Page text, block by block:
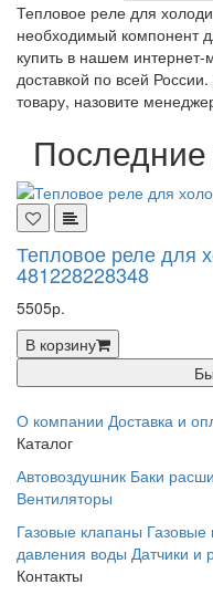
Тепловое реле для
необходимый компонент
купить в нашем
доставкой по всей
товару, назовите
Тепловое реле для
481228228348
5505р.
В корзину
О компании Доставка и
Каталог
Автовоздушник Баки
Вентиляторы
Газовые клапаны Газовые
давления воды Датчики и
Контакты